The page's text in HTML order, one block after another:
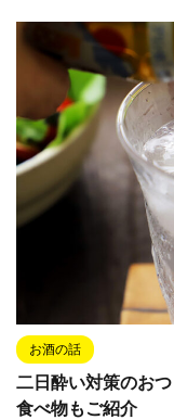
お酒の話
二日酔い対策のお
食べ物もご紹介